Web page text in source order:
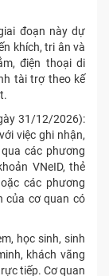
đoạn này dự
khích, tri ân và
điện thoại di
tài trợ theo kế
31/12/2026):
việc ghi nhận,
các phương
VNeID, thẻ
các phương
của cơ quan có
học sinh, sinh
khách vãng
tiếp. Cơ quan